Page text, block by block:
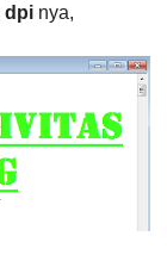
dpi nya,